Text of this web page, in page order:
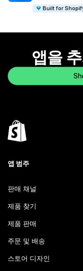
Built for
앱을
앱 범주
판매 채널
제품 찾기
제품 판매
주문 및 배송
스토어 디자인